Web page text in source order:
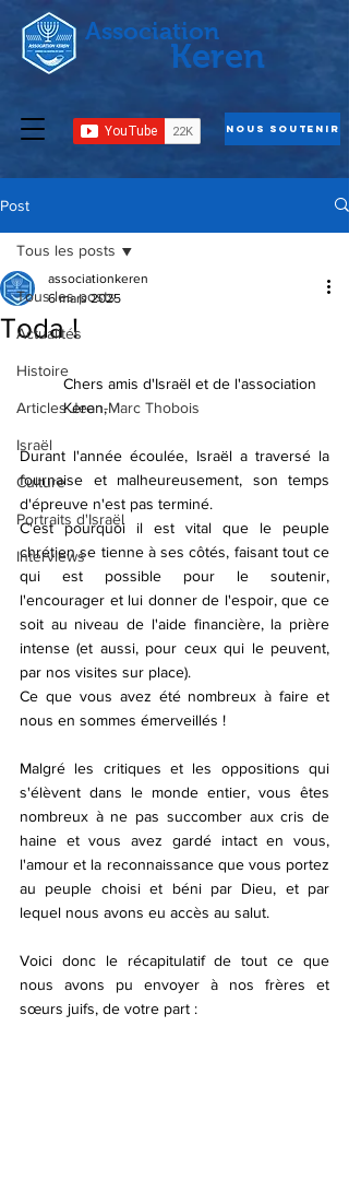
Association
Nous Soutenir
Keren
Post
Tous les posts
Actualités
Histoire
Articles Jean-Marc Thobois
Israël
Culture
Portraits d'Israël
Interviews
Tous les posts
Toda !
associationkeren
6 mars 2025
Chers amis d'Israël et de l'association
Keren,
Durant l'année écoulée, Israël a traversé la
fournaise et malheureusement, son temps
d'épreuve n'est pas terminé.
C'est pourquoi il est vital que le peuple
chrétien se tienne à ses côtés, faisant tout ce
qui est possible pour le soutenir,
l'encourager et lui donner de l'espoir, que ce
soit au niveau de l'aide financière, la prière
intense (et aussi, pour ceux qui le peuvent,
par nos visites sur place).
Ce que vous avez été nombreux à faire et
nous en sommes émerveillés !
Malgré les critiques et les oppositions qui
s'élèvent dans le monde entier, vous êtes
nombreux à ne pas succomber aux cris de
haine et vous avez gardé intact en vous,
l'amour et la reconnaissance que vous portez
au peuple choisi et béni par Dieu, et par
lequel nous avons eu accès au salut.
Voici donc le récapitulatif de tout ce que
nous avons pu envoyer à nos frères et
sœurs juifs, de votre part :